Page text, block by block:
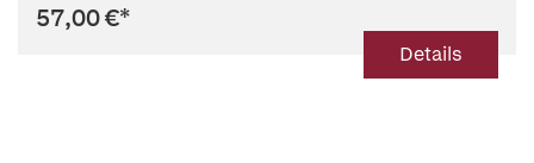
57,00 €*
Details